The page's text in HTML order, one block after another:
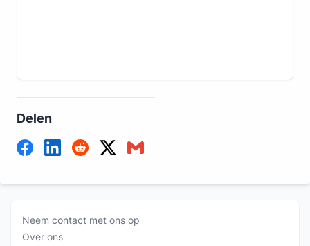
Delen
Neem contact met ons op
Over ons